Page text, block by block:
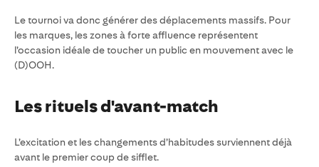
Le tournoi va donc générer des déplacements massifs. Pour
les marques, les zones à forte affluence représentent
l’occasion idéale de toucher un public en mouvement avec le
(D)OOH.
Les rituels d'avant-match
L’excitation et les changements d’habitudes surviennent déjà
avant le premier coup de sifflet.